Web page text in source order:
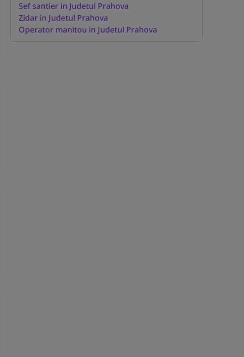
Sef santier in Judetul Prahova
Zidar in Judetul Prahova
Operator manitou in Judetul Prahova